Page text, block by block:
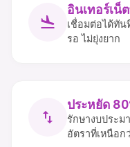
อินเทอร์เน็
เชื่อมต่อได้ทั
รอ ไม่ยุ่งยาก
ประหยัด
รักษางบประ
อัตราที่เหนือก